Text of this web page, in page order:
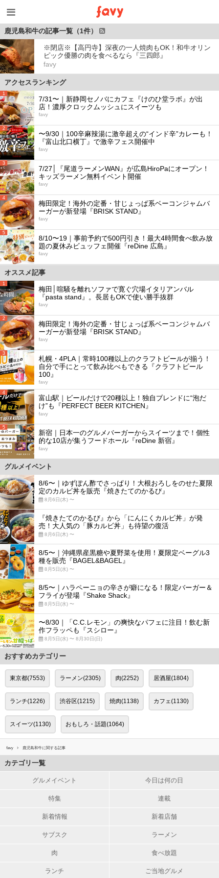
鹿児島和牛の記事一覧（1件）
※閉店※【高円寺】深夜の一人焼肉もOK！和牛オリン
ピック優勝の肉を食べるなら『三四郎』
favy
アクセスランキング
1
7/31〜｜新静岡セノバにカフェ『けのひ堂ラボ』が出
店！濃厚クロックムッシュにスイーツも
favy
2
〜9/30｜100辛麻辣湯に激辛超えの“インド辛”カレーも！
『富山北口横丁』で激辛フェス開催中
favy
3
7/27│『尾道ラーメンWAN』が広島HiroPaにオープン！
キッズラーメン無料イベント開催
favy
4
梅田限定！海外の定番・甘じょっぱ系ベーコンジャムバ
ーガーが新登場『BRISK STAND』
favy
5
8/10〜19｜事前予約で500円引き！最大4時間食べ飲み放
題の夏休みビュッフェ開催『reDine 広島』
favy
オススメ記事
1
梅田│喧騒を離れソファで寛ぐ穴場イタリアンバル
『pasta stand』。長居もOKで使い勝手抜群
favy
2
梅田限定！海外の定番・甘じょっぱ系ベーコンジャムバ
ーガーが新登場『BRISK STAND』
favy
3
札幌・4PLA｜常時100種以上のクラフトビールが揃う！
自分で手にとって飲み比べもできる『クラフトビール
100』
favy
4
富山駅｜ビールだけで20種以上！独自ブレンドに“泡だ
け”も『PERFECT BEER KITCHEN』
favy
5
新宿｜日本一のグルメバーガーからスイーツまで！個性
的な10店が集うフードホール『reDine 新宿』
favy
グルメイベント
8/6〜｜ゆずぽん酢でさっぱり！大根おろしをのせた夏限
定のカルビ丼を販売『焼きたてのかるび』
8月6日(木) 〜
『焼きたてのかるび』から「にんにくカルビ丼」が発
売！大人気の「豚カルビ丼」も待望の復活
8月6日(木) 〜
8/5〜｜沖縄県産黒糖や夏野菜を使用！夏限定ベーグル3
種を販売『BAGEL&BAGEL』
8月5日(水) 〜
8/5〜｜ハラペーニョの辛さが癖になる！限定バーガー＆
フライが登場『Shake Shack』
8月5日(水) 〜
〜8/30｜「C.C.レモン」の爽快なパフェに注目！飲む新
作フラッペも『スシロー』
8月5日(水) 〜 8月30日(日)
おすすめカテゴリー
東京都(7553) ラーメン(2305) 肉(2252) 居酒屋(1804)
ランチ(1226) 渋谷区(1215) 焼肉(1138) カフェ(1130)
スイーツ(1130) おもしろ・話題(1064)
favy 鹿児島和牛に関する記事
カテゴリ一覧
グルメイベント 今日は何の日
特集 連載
新着情報 新着店舗
サブスク ラーメン
肉 食べ放題
ランチ ご当地グルメ